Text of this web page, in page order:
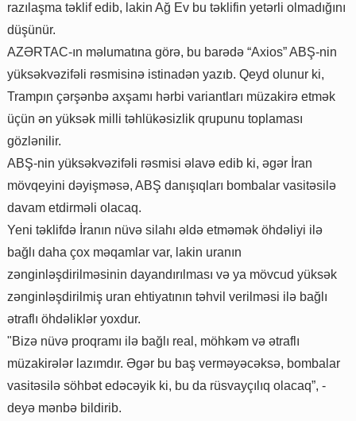
razılaşma təklif edib, lakin Ağ Ev bu təklifin yetərli olmadığını
düşünür.
AZƏRTAC-ın məlumatına görə, bu barədə “Axios” ABŞ-nin
yüksəkvəzifəli rəsmisinə istinadən yazıb. Qeyd olunur ki,
Trampın çərşənbə axşamı hərbi variantları müzakirə etmək
üçün ən yüksək milli təhlükəsizlik qrupunu toplaması
gözlənilir.
ABŞ-nin yüksəkvəzifəli rəsmisi əlavə edib ki, əgər İran
mövqeyini dəyişməsə, ABŞ danışıqları bombalar vasitəsilə
davam etdirməli olacaq.
Yeni təklifdə İranın nüvə silahı əldə etməmək öhdəliyi ilə
bağlı daha çox məqamlar var, lakin uranın
zənginləşdirilməsinin dayandırılması və ya mövcud yüksək
zənginləşdirilmiş uran ehtiyatının təhvil verilməsi ilə bağlı
ətraflı öhdəliklər yoxdur.
"Bizə nüvə proqramı ilə bağlı real, möhkəm və ətraflı
müzakirələr lazımdır. Əgər bu baş verməyəcəksə, bombalar
vasitəsilə söhbət edəcəyik ki, bu da rüsvayçılıq olacaq”, -
deyə mənbə bildirib.